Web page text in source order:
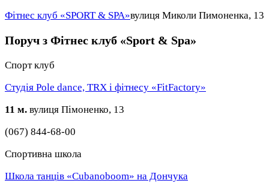
Фітнес клуб «SPORT & SPA»вулиця Миколи Пимоненка, 13
Поруч з Фітнес клуб «Sport & Spa»
Спорт клуб
Студія Pole dance, TRX і фітнесу «FitFactory»
11 м. вулиця Пімоненко, 13
(067) 844-68-00
Спортивна школа
Школа танців «Cubanoboom» на Дончука